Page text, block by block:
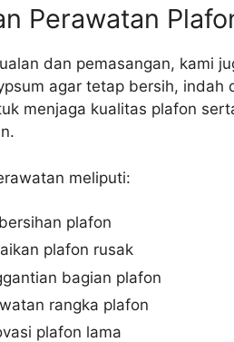
Perawatan
dan pemasangan, kami
agar tetap bersih,
menjaga kualitas plafon
meliputi:
plafon
plafon rusak
bagian plafon
rangka plafon
plafon lama